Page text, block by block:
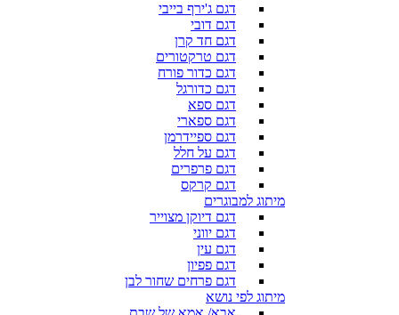
דגם ג'ירף בייבי
דגם דובי
דגם חד קרן
דגם טרקטורים
דגם כדור פורח
דגם כדורגל
דגם ספא
דגם ספארי
דגם ספיידרמן
דגם על חלל
דגם פרפרים
דגם קרקס
מיתוג למבוגרים
דגם דיוקן מצוייר
דגם יווני
דגם עין
דגם פפיון
דגם פרחים שחור לבן
מיתוג לפי נושא